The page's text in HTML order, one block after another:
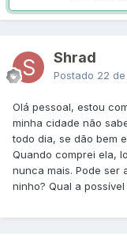
Shrad
Postado 22
Olá pessoal, estou
minha cidade não
todo dia, se dão bem
Quando comprei ela,
nunca mais. Pode ser
ninho? Qual a